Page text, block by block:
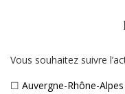
Vous souhaitez suivre
☐ Auvergne-Rhône-Alpes